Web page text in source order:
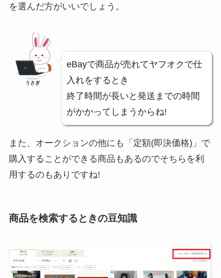
を選んだ方がいいでしょう。
うさぎ
eBayで商品が売れてヤフオクで仕
入れをするとき
終了時間が長いと発送までの時間
がかかってしまうからね!
また、オークションの他にも「定額(即決価格)」で
購入することができる商品もあるのでそちらを利
用するのもありですね!
商品を検索するときの豆知識